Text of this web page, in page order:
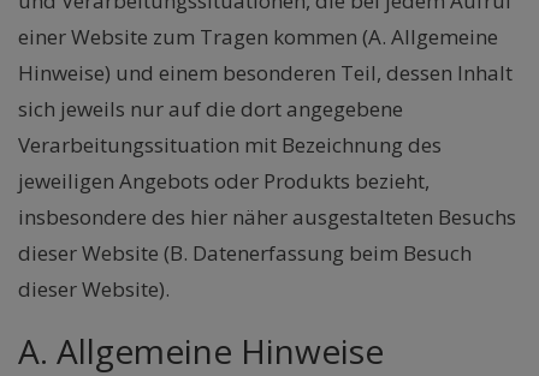
einer Website zum Tragen kommen (A. Allgemeine
Hinweise) und einem besonderen Teil, dessen Inhalt
sich jeweils nur auf die dort angegebene
Verarbeitungssituation mit Bezeichnung des
jeweiligen Angebots oder Produkts bezieht,
insbesondere des hier näher ausgestalteten Besuchs
dieser Website (B. Datenerfassung beim Besuch
dieser Website).
A. Allgemeine Hinweise